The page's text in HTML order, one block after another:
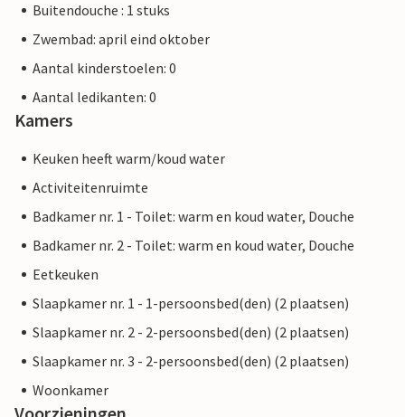
Buitendouche : 1 stuks
Zwembad: april eind oktober
Aantal kinderstoelen: 0
Aantal ledikanten: 0
Kamers
Keuken heeft warm/koud water
Activiteitenruimte
Badkamer nr. 1 - Toilet: warm en koud water, Douche
Badkamer nr. 2 - Toilet: warm en koud water, Douche
Eetkeuken
Slaapkamer nr. 1 - 1-persoonsbed(den) (2 plaatsen)
Slaapkamer nr. 2 - 2-persoonsbed(den) (2 plaatsen)
Slaapkamer nr. 3 - 2-persoonsbed(den) (2 plaatsen)
Woonkamer